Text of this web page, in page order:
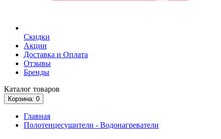
Скидки
Акции
Доставка и Оплата
Отзывы
Бренды
Каталог товаров
Корзина: 0
Главная
Полотенцесушители - Водонагреватели